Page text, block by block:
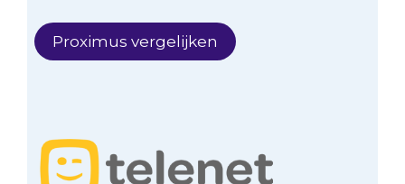
Proximus vergelijken